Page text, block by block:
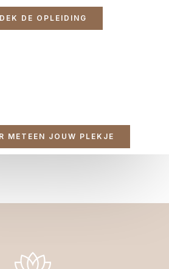
DE OPLEIDING
METEEN JOUW PLEKJE